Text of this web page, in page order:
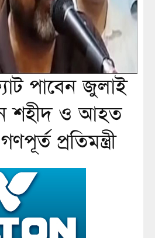
পাবেন জুলাই
শহীদ ও আহত
প্রতিমন্ত্রী